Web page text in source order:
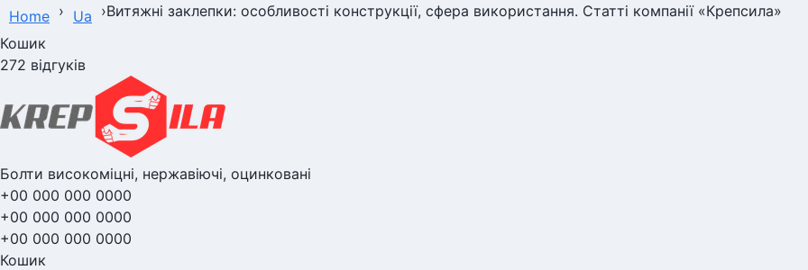
Home › Ua ›Витяжні заклепки: особливості конструкції, сфера використання. Статті компанії «Крепсила»
Кошик
272 відгуків
Болти високоміцні, нержавіючі, оцинковані
+00 000 000 0000
+00 000 000 0000
+00 000 000 0000
Кошик